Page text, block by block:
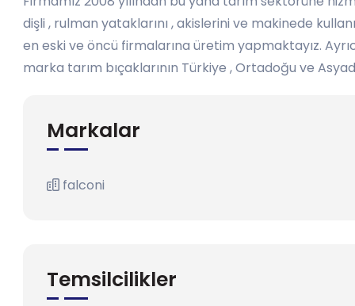
dişli , rulman yataklarını , akislerini ve makinede
en eski ve öncü firmalarına üretim yapmaktayız.
marka tarım bıçaklarının Türkiye , Ortadoğu ve
Markalar
falconi
Temsilcilikler